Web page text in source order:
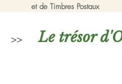
et de Timbres Postaux
Le trésor